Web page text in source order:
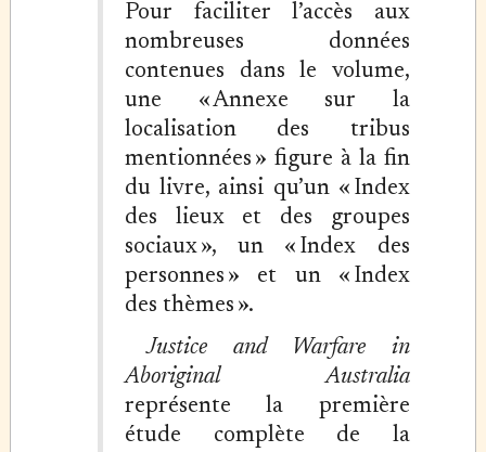
Pour faciliter l’accès aux
nombreuses données
contenues dans le volume,
une « Annexe sur la
localisation des tribus
mentionnées » figure à la fin
du livre, ainsi qu’un « Index
des lieux et des groupes
sociaux », un « Index des
personnes » et un « Index
des thèmes ».
Justice and Warfare in
Aboriginal Australia
représente la première
étude complète de la